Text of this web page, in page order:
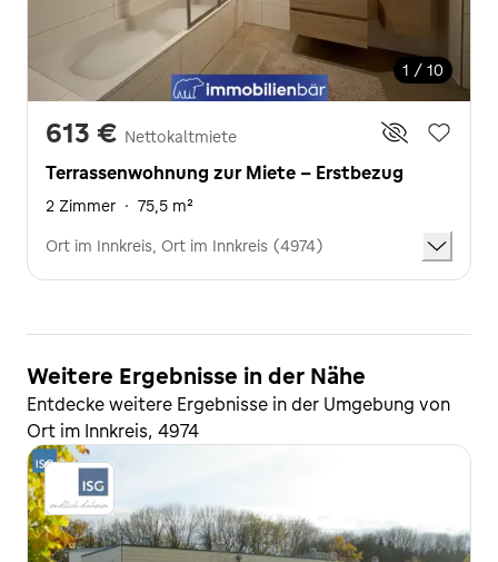
1 / 10
613 € Nettokaltmiete
Terrassenwohnung zur Miete - Erstbezug
2 Zimmer · 75,5 m²
Ort im Innkreis, Ort im Innkreis (4974)
Weitere Ergebnisse in der Nähe
Entdecke weitere Ergebnisse in der Umgebung von
Ort im Innkreis, 4974